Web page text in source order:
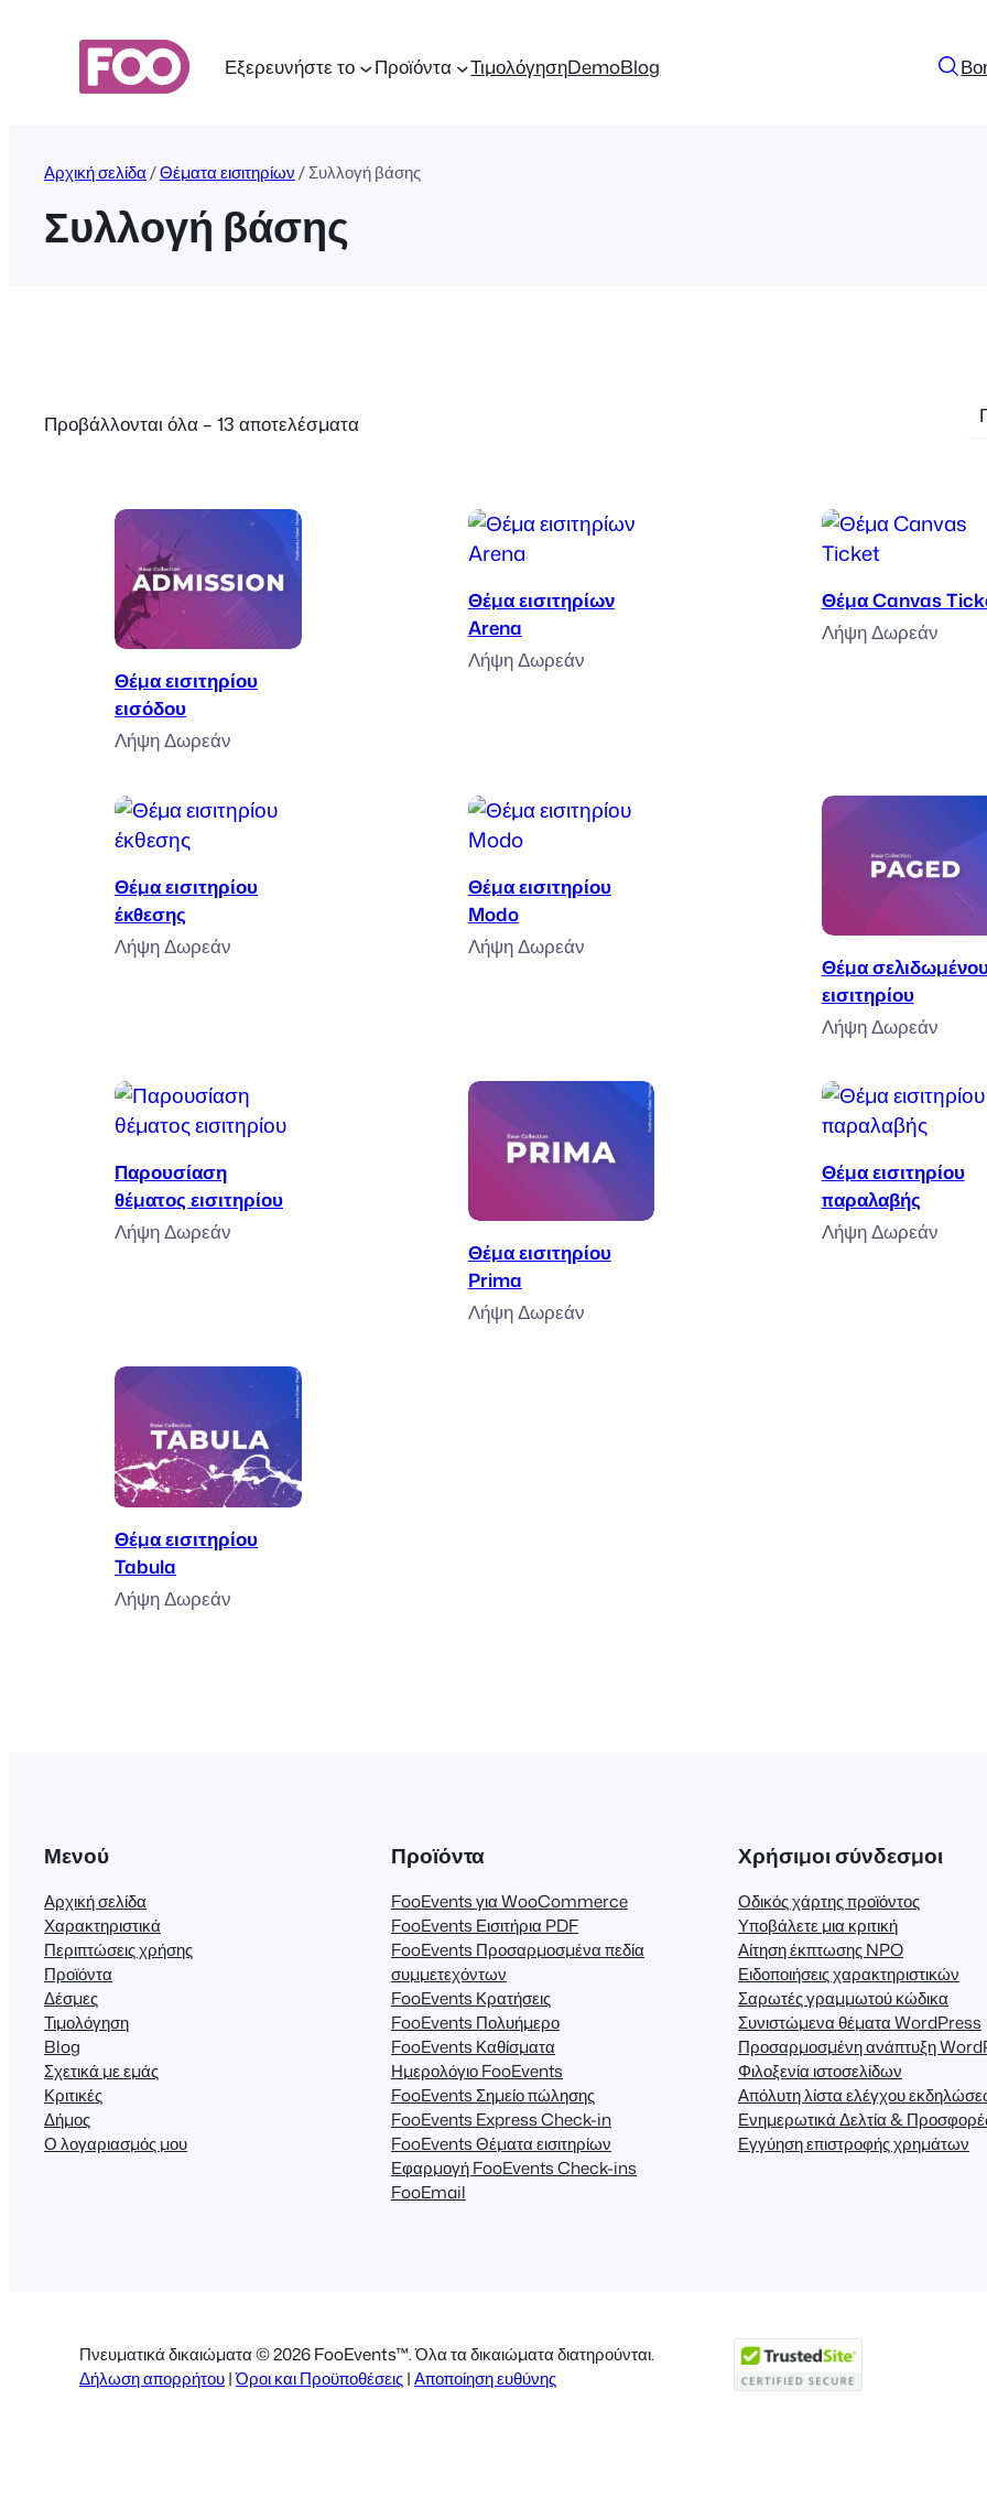
περιεχόμενο
Εξερευνήστε το Προϊόντα ΤιμολόγησηDemoBlog
Αρχική σελίδα/Θέματα εισιτηρίων/ Συλλογή βάσης
Συλλογή βάσης
Προβάλλονται όλα – 13 αποτελέσματα
Προσθήκη στο καλάθι
Θέμα εισιτηρίου
εισόδου
Λήψη Δωρεάν
Θέμα εισιτηρίων
Arena
Λήψη Δωρεάν
Θέμα Canvas
Λήψη Δωρεάν
Προσθήκη στο καλάθι
Θέμα εισιτηρίου
έκθεσης
Λήψη Δωρεάν
Θέμα εισιτηρίου
Modo
Λήψη Δωρεάν
Προσθήκη στο
Θέμα
εισιτηρίου
Λήψη Δωρεάν
Προσθήκη στο καλάθι
Παρουσίαση
θέματος εισιτηρίου
Λήψη Δωρεάν
Προσθήκη στο καλάθι
Θέμα εισιτηρίου
Prima
Λήψη Δωρεάν
Προσθήκη στο
Θέμα εισιτηρίου
παραλαβής
Λήψη Δωρεάν
Προσθήκη στο καλάθι
Θέμα εισιτηρίου
Tabula
Λήψη Δωρεάν
Μενού
Αρχική σελίδα
Χαρακτηριστικά
Περιπτώσεις χρήσης
Προϊόντα
Δέσμες
Τιμολόγηση
Blog
Σχετικά με εμάς
Κριτικές
Δήμος
Ο λογαριασμός μου
Προϊόντα
FooEvents για WooCommerce
FooEvents Εισιτήρια PDF
FooEvents Προσαρμοσμένα πεδία
συμμετεχόντων
FooEvents Κρατήσεις
FooEvents Πολυήμερο
FooEvents Καθίσματα
Ημερολόγιο FooEvents
FooEvents Σημείο πώλησης
FooEvents Express Check-in
FooEvents Θέματα εισιτηρίων
Εφαρμογή FooEvents Check-ins
FooEmail
Χρήσιμοι σύνδεσμοι
Οδικός χάρτης προϊόντος
Υποβάλετε μια κριτική
Αίτηση έκπτωσης NPO
Ειδοποιήσεις χαρακτηριστικών
Σαρωτές γραμμωτού κώδικα
Συνιστώμενα θέματα WordPress
Προσαρμοσμένη ανάπτυξη
Φιλοξενία ιστοσελίδων
Απόλυτη λίστα ελέγχου
Ενημερωτικά Δελτία &
Εγγύηση επιστροφής χρημάτων
Πνευματικά δικαιώματα © 2026 FooEvents™. Όλα τα δικαιώματα διατηρούνται.
Δήλωση απορρήτου|Όροι και Προϋποθέσεις|Αποποίηση ευθύνης